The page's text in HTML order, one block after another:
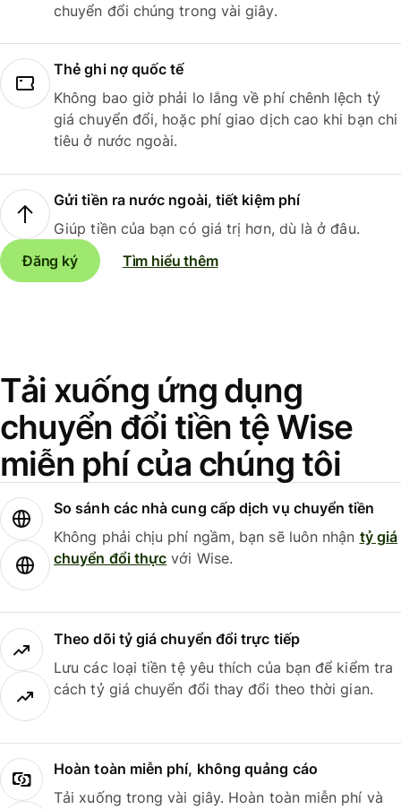
chuyển đổi chúng trong vài giây.
Thẻ ghi nợ quốc tế
Không bao giờ phải lo lắng về phí chênh lệch tỷ
giá chuyển đổi, hoặc phí giao dịch cao khi bạn chi
tiêu ở nước ngoài.
Gửi tiền ra nước ngoài, tiết kiệm phí
Giúp tiền của bạn có giá trị hơn, dù là ở đâu.
Đăng ký
Tìm hiểu thêm
Tải xuống ứng dụng
chuyển đổi tiền tệ Wise
miễn phí của chúng tôi
So sánh các nhà cung cấp dịch vụ chuyển tiền
Không phải chịu phí ngầm, bạn sẽ luôn nhận tỷ giá
chuyển đổi thực với Wise.
Theo dõi tỷ giá chuyển đổi trực tiếp
Lưu các loại tiền tệ yêu thích của bạn để kiểm tra
cách tỷ giá chuyển đổi thay đổi theo thời gian.
Hoàn toàn miễn phí, không quảng cáo
Tải xuống trong vài giây. Hoàn toàn miễn phí và